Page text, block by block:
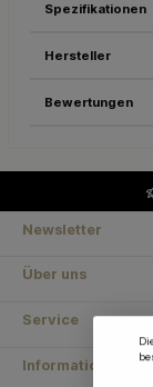
Spezifikationen
Hersteller
Bewertungen
Newsletter
Über uns
Service
Information